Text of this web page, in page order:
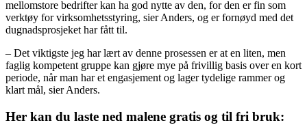
mellomstore bedrifter kan ha god nytte av den, for den er fin som
verktøy for virksomhetsstyring, sier Anders, og er fornøyd med det
dugnadsprosjeket har fått til.
– Det viktigste jeg har lært av denne prosessen er at en liten, men
faglig kompetent gruppe kan gjøre mye på frivillig basis over en kort
periode, når man har et engasjement og lager tydelige rammer og
klart mål, sier Anders.
Her kan du laste ned malene gratis og til fri bruk: